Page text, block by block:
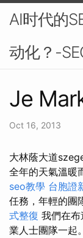
AI时代的
动化？-
Je
Oct 16, 2013
大林蔭大道
全年的天氣溫暖
seo教學 台胞證
任務，年輕的團
式整復 我們在
業人士團隊一起